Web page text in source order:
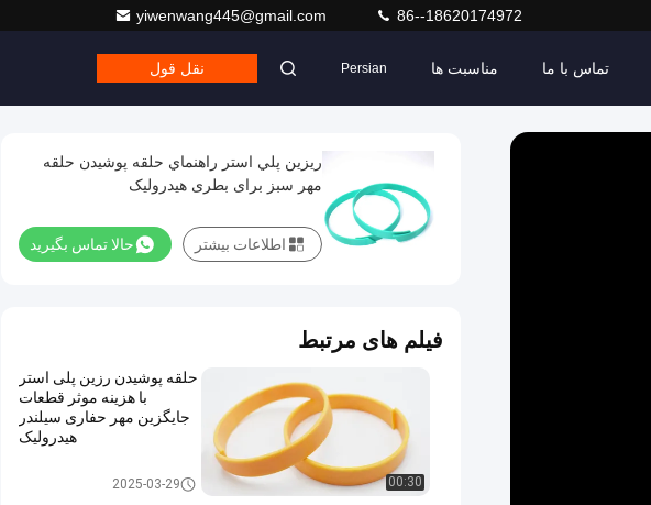
yiwenwang445@gmail.com 86--18620174972
تماس با ما مناسبت ها Persian نقل قول
ريزين پلي استر راهنماي حلقه پوشيدن حلقه
مهر سبز برای بطری هیدرولیک
حالا تماس بگیرید اطلاعات بیشتر
فیلم های مرتبط
00:30
حلقه پوشیدن رزین پلی استر
با هزینه موثر قطعات
جایگزین مهر حفاری سیلندر
هیدرولیک
2025-03-29